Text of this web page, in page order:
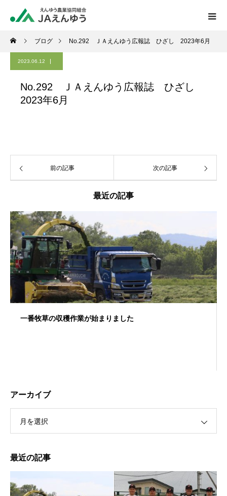
ブログ No.292 ＪＡえんゆう広報誌 ひざし 2023年6月
2023.06.12
No.292 ＪＡえんゆう広報誌 ひざし
2023年6月
前の記事 次の記事
最近の記事
一番牧草の収穫作業が始まりました
３年ぶりの…JA野球大会１回戦突破！！
アーカイブ
月を選択
最近の記事